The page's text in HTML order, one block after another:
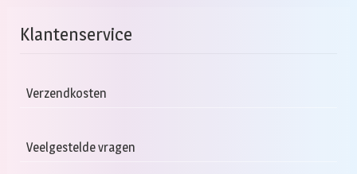
Klantenservice
Verzendkosten
Veelgestelde vragen